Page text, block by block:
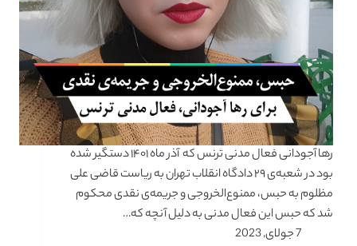
رها آجودانی فعال مدنی ترنس که آذر ماه ۱۴۰۱ دستگیر شده
بود در شعبه‌ی ۲۹ دادگاه انقلاب تهران به ریاست قاضی علی
مظلوم به حبس، ممنوع‌الخروجی و جریمه‌ی نقدی محکوم
شد که حبس این فعال مدنی به دلیل آنچه که…
7 جولای, 2023